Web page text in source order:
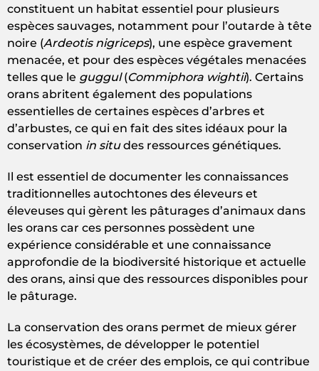
constituent un habitat essentiel pour plusieurs
espèces sauvages, notamment pour l’outarde à tête
noire (Ardeotis nigriceps), une espèce gravement
menacée, et pour des espèces végétales menacées
telles que le guggul(Commiphora wightii). Certains
orans abritent également des populations
essentielles de certaines espèces d’arbres et
d’arbustes, ce qui en fait des sites idéaux pour la
conservation in situdes ressources génétiques.
Il est essentiel de documenter les connaissances
traditionnelles autochtones des éleveurs et
éleveuses qui gèrent les pâturages d’animaux dans
les orans car ces personnes possèdent une
expérience considérable et une connaissance
approfondie de la biodiversité historique et actuelle
des orans, ainsi que des ressources disponibles pour
le pâturage.
La conservation des orans permet de mieux gérer
les écosystèmes, de développer le potentiel
touristique et de créer des emplois, ce qui contribue